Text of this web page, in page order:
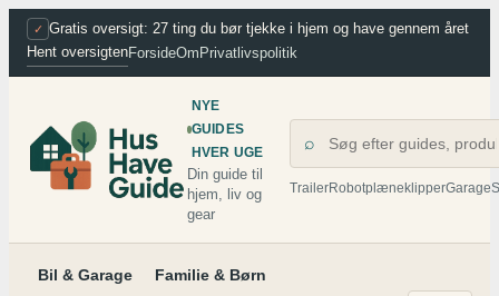
Spring
✓ Gratis oversigt: 27 ting du bør tjekke i hjem og have gennem året
Hent oversigtenForsideOm Privatlivspolitik
NYE
GUIDES
HVER UGE
Din guide til
hjem, liv og
gear
⌕
TrailerRobotplæneklipperGarage
Bil & Garage Familie & Børn